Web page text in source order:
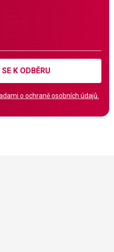
K ODBĚRU
o ochraně osobních údajů.